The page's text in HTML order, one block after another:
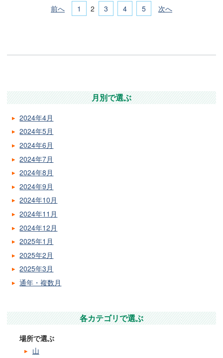
前へ 1 2 3 4 5 次へ
月別で選ぶ
2024年4月
2024年5月
2024年6月
2024年7月
2024年8月
2024年9月
2024年10月
2024年11月
2024年12月
2025年1月
2025年2月
2025年3月
通年・複数月
各カテゴリで選ぶ
場所で選ぶ
山